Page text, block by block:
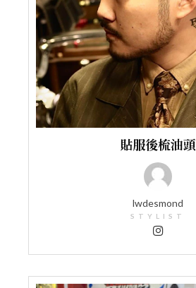
貼服後梳油頭
lwdesmond
STYLIST